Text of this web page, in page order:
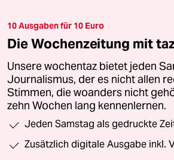
10 Ausgaben für 10 Euro
Die Wochenzeitung mit
Unsere wochentaz bietet jeden
Journalismus, der es nicht allen
Stimmen, die woanders nicht
zehn Wochen lang kennenlernen.
Jeden Samstag als gedruckte
Zusätzlich digitale Ausgabe inkl.